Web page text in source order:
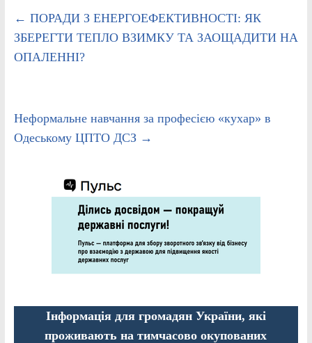
← ПОРАДИ З ЕНЕРГОЕФЕКТИВНОСТІ: ЯК
ЗБЕРЕГТИ ТЕПЛО ВЗИМКУ ТА ЗАОЩАДИТИ НА
ОПАЛЕННІ?
Неформальне навчання за професією «кухар» в
Одеському ЦПТО ДСЗ →
Інформація для громадян України, які
проживають на тимчасово окупованих